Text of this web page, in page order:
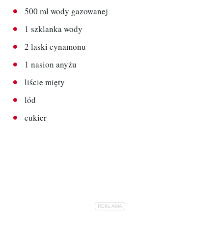
500 ml wody gazowanej
1 szklanka wody
2 laski cynamonu
1 nasion anyżu
liście mięty
lód
cukier